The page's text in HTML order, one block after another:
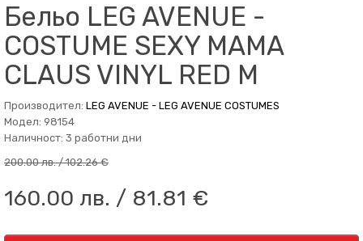
Бельо LEG AVENUE -
COSTUME SEXY MAMA
CLAUS VINYL RED M
Производител: LEG AVENUE - LEG AVENUE COSTUMES
Модел: 98154
Наличност: 3 работни дни
200.00 лв. / 102.26 €
160.00 лв. / 81.81 €